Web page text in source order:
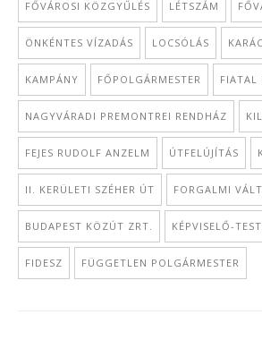
FŐVÁROSI KÖZGYŰLÉS LÉTSZÁM
ÖNKÉNTES VÍZADÁS LOCSÓLÁS
KAMPÁNY FŐPOLGÁRMESTER FIATAL
NAGYVÁRADI PREMONTREI RENDHÁZ
FEJES RUDOLF ANZELM ÚTFELÚJÍTÁS
II. KERÜLETI SZÉHER ÚT FORGALMI
BUDAPEST KÖZÚT ZRT. KÉPVISELŐ-
FIDESZ FÜGGETLEN POLGÁRMESTER